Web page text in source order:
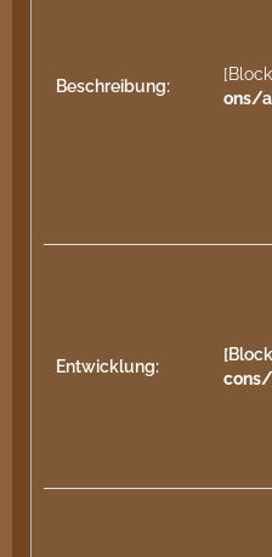
Beschreibung:
ons/
Entwicklung: